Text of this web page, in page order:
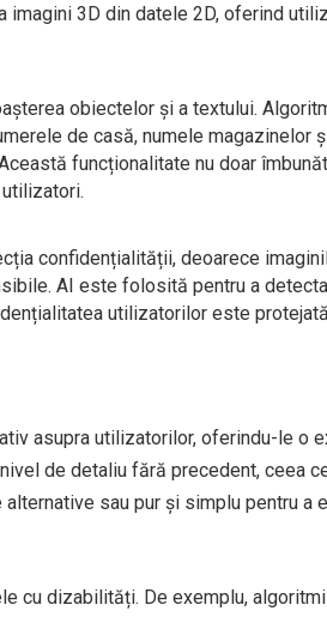
imagini 3D din datele 2D, oferind
obiectelor și a textului.
de casă, numele magazinelor
funcționalitate nu doar
confidențialității, deoarece
AI este folosită pentru a
utilizatorilor este
asupra utilizatorilor, oferindu-le o
de detaliu fără precedent, ceea
sau pur și simplu pentru a
cu dizabilități. De exemplu,